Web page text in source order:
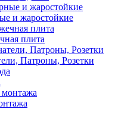
и жаростойкие
плита
Патроны, Розетки